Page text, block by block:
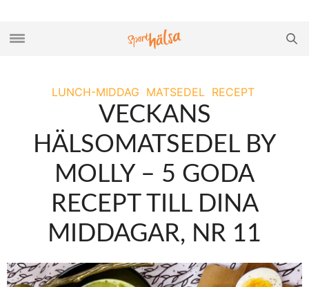
LUNCH-MIDDAG MATSEDEL RECEPT
VECKANS
HÄLSOMATSEDEL BY
MOLLY – 5 GODA
RECEPT TILL DINA
MIDDAGAR, NR 11